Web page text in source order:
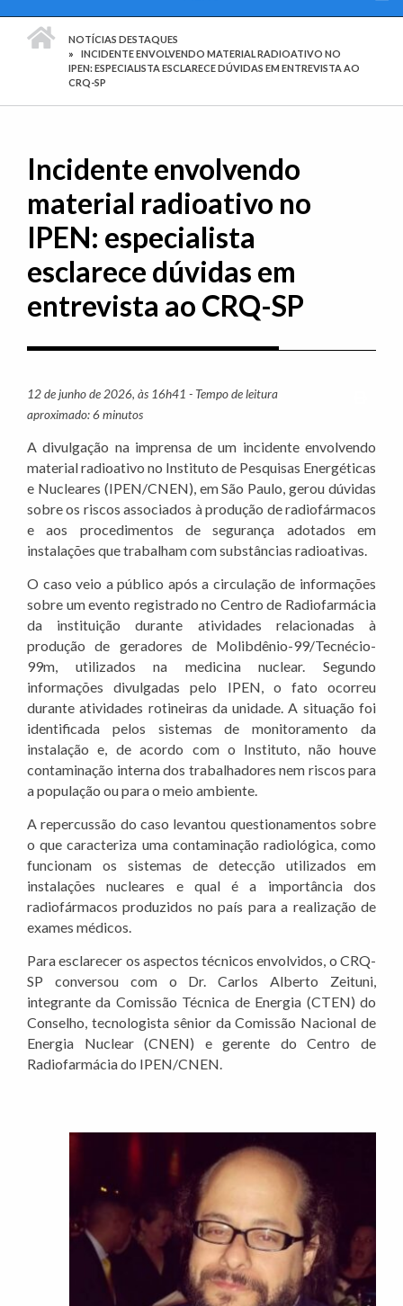
PÁGINA INICIAL
NOTÍCIAS DESTAQUES
INCIDENTE ENVOLVENDO MATERIAL RADIOATIVO NO
IPEN: ESPECIALISTA ESCLARECE DÚVIDAS EM ENTREVISTA AO
CRQ-SP
Incidente envolvendo
material radioativo no
IPEN: especialista
esclarece dúvidas em
entrevista ao CRQ-SP
12 de junho de 2026, às 16h41 - Tempo de leitura
aproximado: 6 minutos
A divulgação na imprensa de um incidente envolvendo
material radioativo no Instituto de Pesquisas Energéticas
e Nucleares (IPEN/CNEN), em São Paulo, gerou dúvidas
sobre os riscos associados à produção de radiofármacos
e aos procedimentos de segurança adotados em
instalações que trabalham com substâncias radioativas.
O caso veio a público após a circulação de informações
sobre um evento registrado no Centro de Radiofarmácia
da instituição durante atividades relacionadas à
produção de geradores de Molibdênio-99/Tecnécio-
99m, utilizados na medicina nuclear. Segundo
informações divulgadas pelo IPEN, o fato ocorreu
durante atividades rotineiras da unidade. A situação foi
identificada pelos sistemas de monitoramento da
instalação e, de acordo com o Instituto, não houve
contaminação interna dos trabalhadores nem riscos para
a população ou para o meio ambiente.
A repercussão do caso levantou questionamentos sobre
o que caracteriza uma contaminação radiológica, como
funcionam os sistemas de detecção utilizados em
instalações nucleares e qual é a importância dos
radiofármacos produzidos no país para a realização de
exames médicos.
Para esclarecer os aspectos técnicos envolvidos, o CRQ-
SP conversou com o Dr. Carlos Alberto Zeituni,
integrante da Comissão Técnica de Energia (CTEN) do
Conselho, tecnologista sênior da Comissão Nacional de
Energia Nuclear (CNEN) e gerente do Centro de
Radiofarmácia do IPEN/CNEN.